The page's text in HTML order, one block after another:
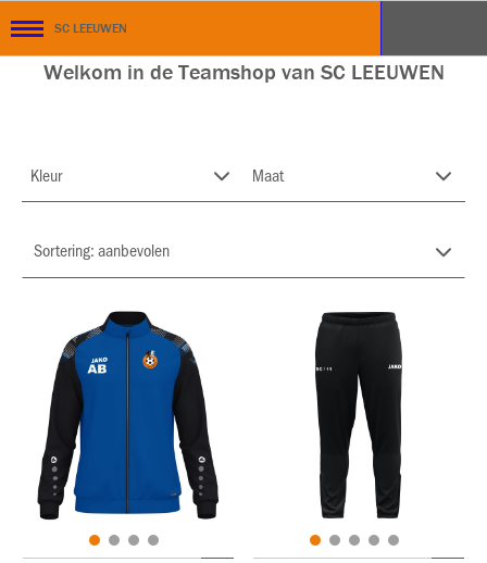
SC LEEUWEN
Welkom in de Teamshop van SC LEEUWEN
Kleur Maat